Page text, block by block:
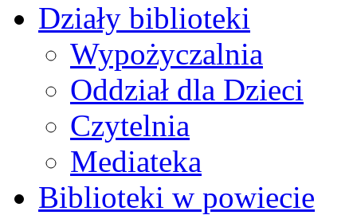
Działy biblioteki
Wypożyczalnia
Oddział dla Dzieci
Czytelnia
Mediateka
Biblioteki w powiecie